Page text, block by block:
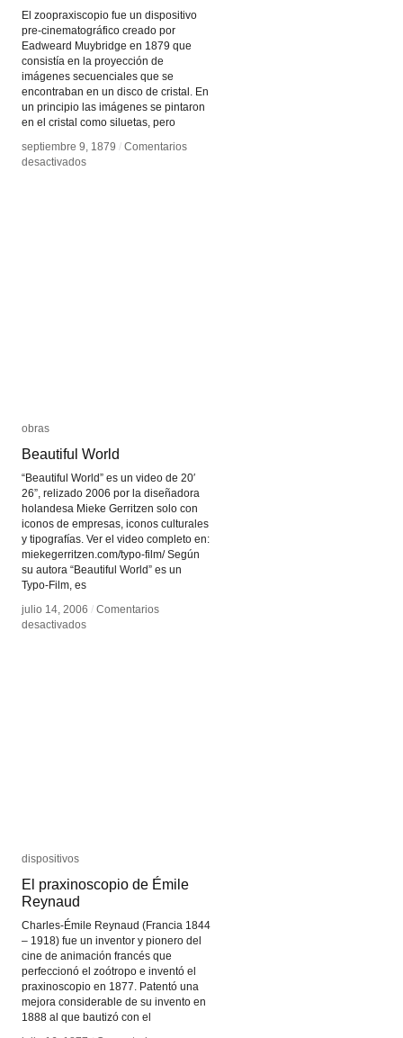
El zoopraxiscopio fue un dispositivo
pre-cinematográfico creado por
Eadweard Muybridge en 1879 que
consistía en la proyección de
imágenes secuenciales que se
encontraban en un disco de cristal. En
un principio las imágenes se pintaron
en el cristal como siluetas, pero
septiembre 9, 1879 / Comentarios
desactivadosen
septiembre 9, 1879 / Comentarios
desactivadosen
obras
Beautiful World
“Beautiful World” es un video de 20′
26”, relizado 2006 por la diseñadora
holandesa Mieke Gerritzen solo con
iconos de empresas, iconos culturales
y tipografías. Ver el video completo en:
miekegerritzen.com/typo-film/ Según
su autora “Beautiful World” es un
Typo-Film, es
julio 14, 2006 / Comentarios
desactivadosen
obras
Beautiful World
julio 14, 2006 / Comentarios
desactivadosen
dispositivos
El praxinoscopio de Émile
Reynaud
Charles-Émile Reynaud (Francia 1844
– 1918) fue un inventor y pionero del
cine de animación francés que
perfeccionó el zoótropo e inventó el
praxinoscopio en 1877. Patentó una
mejora considerable de su invento en
1888 al que bautizó con el
dispositivos
El praxinoscopio de Émile
Reynaud